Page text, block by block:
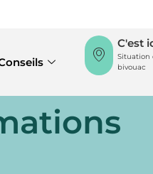
C'est
Situation
bivouac